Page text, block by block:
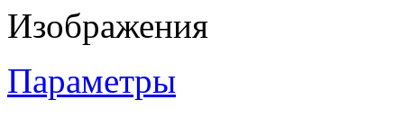
Изображения
Параметры